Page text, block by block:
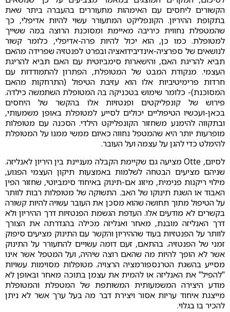
הקשורים ליחסים עם האימהות מתעוררים בהעברה ביתר שאת
בתקופת ההיריון. הקונפליקט המתעורר עשוי להיות אדיפלי, כך
שהמטפלת נחווית כיריבה מאיימת ומסוכנת הרוצה במה ששייך
למטופלת. כמו כן, הוא יכול להיות פרה-אדיפלי, כלומר קשור
לנושאים של ספרציה-אינדיבידואציה ובפרט לפנטזיה שפרידה מהאם
תביא להריגת האם, והישארות סימביוטית עם האם תביא להריגת
העצמי. מנקודת המבט של המטופלת, הפתרון להתמודדות עם
חרדות פרימיטיביות אלו הוא עזיבת הטיפול (התרחקות מהאם
המסוכנת)- כלומר שימוש בטכניקה בה המטופלת השתמשה כילדה.
פירוש של קונפליקטים ופנטזיות אלו בהקשר של היחסים
בכאן-ועכשיו הטיפוליים יכולים לסייע למטופלת באופן משמעותי,
ובתקווה להימנע משחזור הקונפליקט הילדי. הסכנה עם מטופלות
מופרעות יותר היא שהמטפל נחווה כאיום ממשי ממנו על המטופלת
להימלט כדי להגן על עצמה ועל העובר.
לסיום, Otte מציעה גם שקיימת הקבלה מעניינת בין היריון לאנליזה.
שניהם מציעים הבטחה לשלמות באמצעות תיקון העצמי הפגוע,
מילוי ריקנות פנימית, מיזוג אם-תינוק באיחוד סימביוטי, שחזור הפין
האבוד או השגת תינוקו של האב. התשוקה של מטופלות רבות לוותר
על הטיפול מתוך תחושה שהוא מסכן את העובר עשויה להיות קשורה
בקשרים לא מודעים אלו. העדפת הגשמת הפנטזיות דרך ההיריון ולא
דרך האנליזה מובנת, מאחר ואנליזה מכילה בהגדרתה את הצורך
לוותר על הפנטזיות בעוד שההיריון והקשר עם התינוק מציעים סיפוק
זמני של הפנטזיה. בהתאם, זעם דומה עשויים להתעורר על התינוק
אשר לא הופך להיות מה שהאם רוצה שיהיה, ועל המטפל אשר אינו
מסייע בהשגת הטרנספורמציה הרצויה. מטופלות מסוימות עשויות
"להפיל" את האנליזה או להמית את עצמן בתוכה מאחר ובאופן לא
מודע היצירה המשמעותית המשותפת של המטפלת והמטופלת
מייצגת איחוד עריות אסור ויצירת דבר מה בעל ערך אשר לא ניתן
להכיר בו בגלוי.